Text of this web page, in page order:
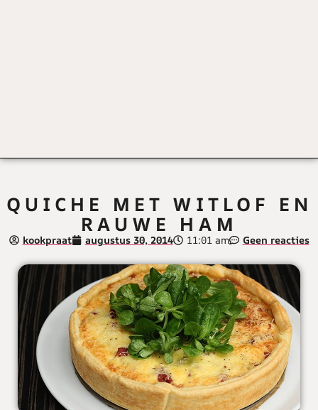
QUICHE MET WITLOF EN
RAUWE HAM
kookpraat augustus 30, 2014 11:01 am Geen reacties